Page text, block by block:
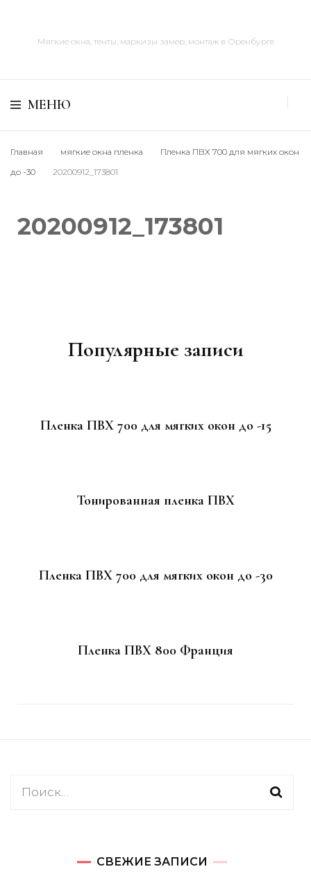
Мягкие окна, тенты, маркизы замер, монтаж в Оренбурге
МЕНЮ
Главная мягкие окна пленка
Пленка ПВХ 700 для мягких окон
до -30
20200912_173801
20200912_173801
записямПопулярные записи
Пленка ПВХ 700 для мягких окон до -15
Тонированная пленка ПВХ
Пленка ПВХ 700 для мягких окон до -30
Пленка ПВХ 800 Франция
Найти:
СВЕЖИЕ ЗАПИСИ